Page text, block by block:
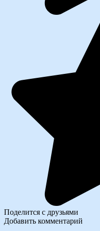
Поделится с друзьями
Добавить комментарий